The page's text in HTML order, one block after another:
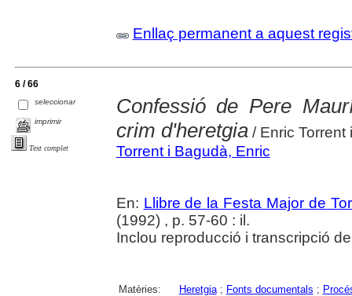
Enllaç permanent a aquest
6 / 66
seleccionar
imprimir
Text complet
Confessió de Pere
crim d'heretgia/ Enric Torrent
Torrent i Bagudà, Enric
En: Llibre de la Festa Major de
(1992) , p. 57-60 : il.
Inclou reproducció i transcripció
Matèries: Heretgia; Fonts documentals ;